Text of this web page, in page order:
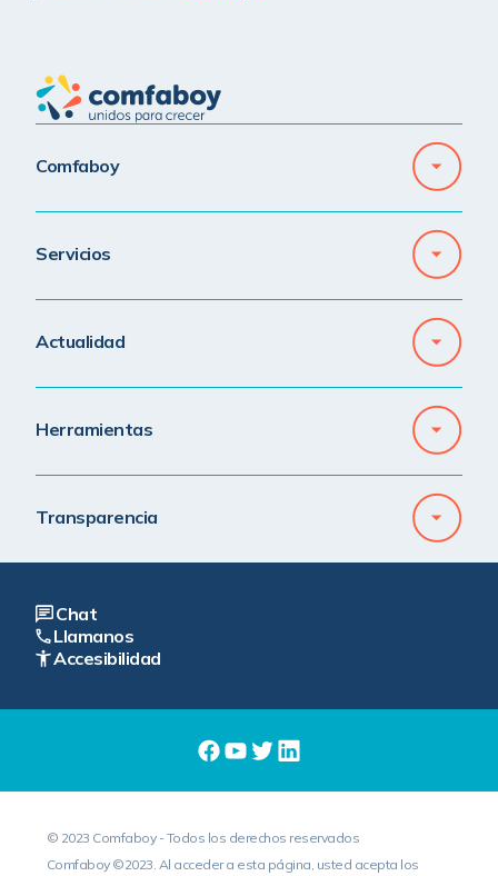
Comfaboy
Servicios
Actualidad
Herramientas
Transparencia
Chat
Llamanos
Accesibilidad
© 2023 Comfaboy - Todos los derechos reservados
Comfaboy ©2023. Al acceder a esta página, usted acepta los